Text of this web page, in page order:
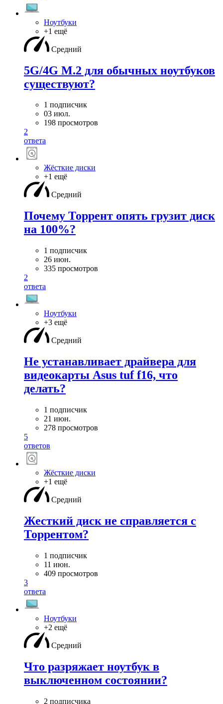
Ноутбуки
+1 ещё
Средний
5G/4G M.2 для обычных ноутбуков
существуют?
1 подписчик
03 июл.
198 просмотров
2
ответа
Жёсткие диски
+1 ещё
Средний
Почему Торрент опять грузит диск
на 100%?
1 подписчик
26 июн.
335 просмотров
2
ответа
Ноутбуки
+3 ещё
Средний
Не устанавливает драйвера для
видеокарты Asus tuf f16, что
делать?
1 подписчик
21 июн.
278 просмотров
5
ответов
Жёсткие диски
+1 ещё
Средний
Жесткий диск не справляется с
Торрентом?
1 подписчик
11 июн.
409 просмотров
3
ответа
Ноутбуки
+2 ещё
Средний
Что разряжает ноутбук в
выключенном состоянии?
2 подписчика